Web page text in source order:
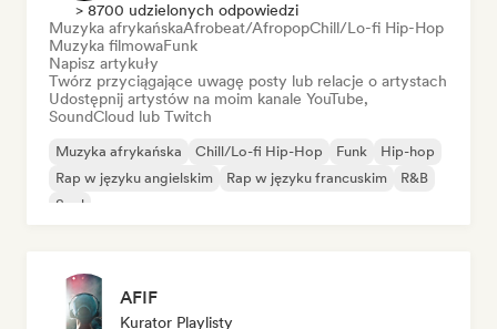
> 8700 udzielonych odpowiedzi
Muzyka afrykańskaAfrobeat/AfropopChill/Lo-fi Hip-Hop
Muzyka filmowaFunk
Napisz artykuły
Twórz przyciągające uwagę posty lub relacje o artystach
Udostępnij artystów na moim kanale YouTube,
SoundCloud lub Twitch
Muzyka afrykańska Chill/Lo-fi Hip-Hop Funk
Hip-hop
Rap w języku angielskim
Rap w języku francuskim
R&B
Soul
AFIF
Kurator Playlisty